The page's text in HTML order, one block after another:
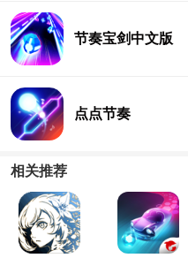
节奏宝剑中文版
点点节奏
相关推荐